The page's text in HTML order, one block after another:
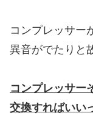
コンプレッサー
異音がでたりと
コンプレッサー
交換すればいい